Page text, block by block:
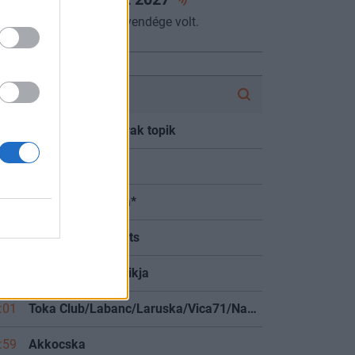
miniszter az Alapvetés vendége volt.
Lakás/Ingatlan árak topik
DAX
*Shortosok klubja*
Financial Forecasts
MOLly tulajok topikja
Toka Club/Labanc/Laruska/Vica71/Nacky/Bpali/Oldrider/Josefernando/Mcbull/Kawaszabi
Akkocska